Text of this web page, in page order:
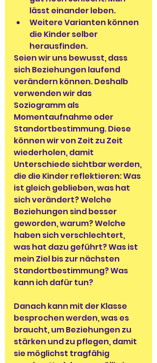
lässt einander leben.
Weitere Varianten können
die Kinder selber
herausfinden.
Seien wir uns bewusst, dass
sich Beziehungen laufend
verändern können. Deshalb
verwenden wir das
Soziogramm als
Momentaufnahme oder
Standortbestimmung. Diese
können wir von Zeit zu Zeit
wiederholen, damit
Unterschiede sichtbar werden,
die die Kinder reflektieren: Was
ist gleich geblieben, was hat
sich verändert? Welche
Beziehungen sind besser
geworden, warum? Welche
haben sich verschlechtert,
was hat dazu geführt? Was ist
mein Ziel bis zur nächsten
Standortbestimmung? Was
kann ich dafür tun?
Danach kann mit der Klasse
besprochen werden, was es
braucht, um Beziehungen zu
stärken und zu pflegen, damit
sie möglichst tragfähig